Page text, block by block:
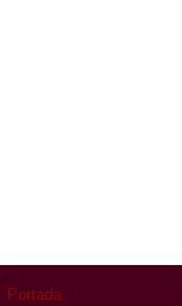
Portada